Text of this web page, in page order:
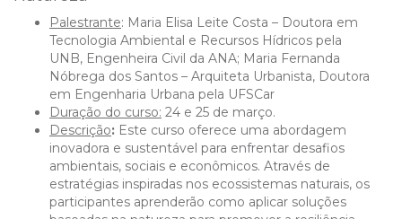
Palestrante: Maria Elisa Leite Costa – Doutora em
Tecnologia Ambiental e Recursos Hídricos pela
UNB, Engenheira Civil da ANA; Maria Fernanda
Nóbrega dos Santos – Arquiteta Urbanista, Doutora
em Engenharia Urbana pela UFSCar
Duração do curso: 24 e 25 de março.
Descrição: Este curso oferece uma abordagem
inovadora e sustentável para enfrentar desafios
ambientais, sociais e econômicos. Através de
estratégias inspiradas nos ecossistemas naturais, os
participantes aprenderão como aplicar soluções